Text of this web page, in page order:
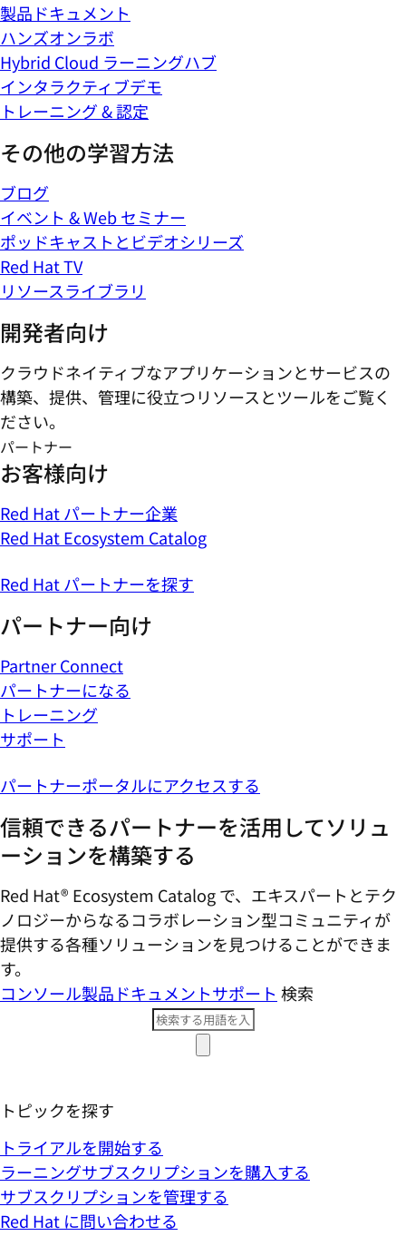
製品ドキュメント
ハンズオンラボ
Hybrid Cloud ラーニングハブ
インタラクティブデモ
トレーニング & 認定
その他の学習方法
ブログ
イベント & Web セミナー
ポッドキャストとビデオシリーズ
Red Hat TV
リソースライブラリ
開発者向け
クラウドネイティブなアプリケーションとサービスの
構築、提供、管理に役立つリソースとツールをご覧く
ださい。
パートナー
お客様向け
Red Hat パートナー企業
Red Hat Ecosystem Catalog
Red Hat パートナーを探す
パートナー向け
Partner Connect
パートナーになる
トレーニング
サポート
パートナーポータルにアクセスする
信頼できるパートナーを活用してソリュ
ーションを構築する
Red Hat® Ecosystem Catalog で、エキスパートとテク
ノロジーからなるコラボレーション型コミ​ュニティが
提供する各種ソリューションを見つけることができま
す。
コンソール製品ドキュメントサポート 検索
トピックを探す
トライアルを開始する
ラーニングサブスクリプションを購入する
サブスクリプションを管理する
Red Hat に問い合わせる